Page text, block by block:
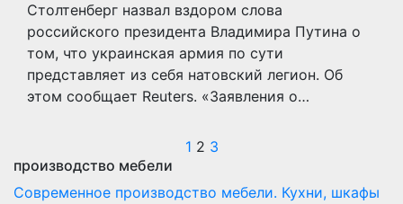
Столтенберг назвал вздором слова
российского президента Владимира Путина о
том, что украинская армия по сути
представляет из себя натовский легион. Об
этом сообщает Reuters. «Заявления о…
Пагинация
записей
1 2 3
производство мебели
Современное производство мебели. Кухни, шкафы